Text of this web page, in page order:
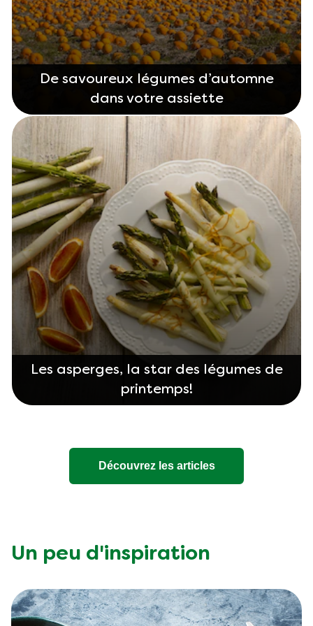
De savoureux légumes d’automne
dans votre assiette
Les asperges, la star des légumes de
printemps!
Découvrez les articles
Un peu d'inspiration